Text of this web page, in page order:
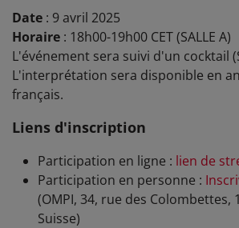
Date : 9 avril 2025
Horaire : 18h00-19h00 CET (SALLE A)
L'événement sera suivi d'un cocktail
L'interprétation sera disponible en
français.
Liens d'inscription
Participation en ligne : lien de
Participation en personne :
(OMPI, 34, rue des Colombettes,
Suisse)